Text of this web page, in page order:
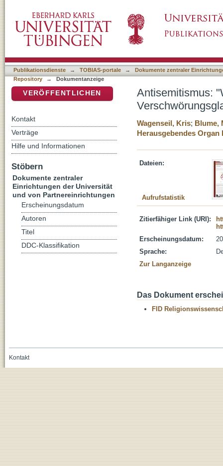
Publikationsdienste → TOBIAS-portale →
Dokumente zentraler
Repository
→ Dokumentanzeige
Antisemitismus:
Wagenseil, Kris; Blume,
Herausgebendes Organ
Dateien:
Aufrufstatistik
Zitierfähiger Link (URI):
Erscheinungsdatum:
Sprache:
Zur Langanzeige
Das Dokument
FID
VERÖFFENTLICHEN
Kontakt
Verträge
Hilfe und Informationen
Stöbern
Dokumente zentraler
Einrichtungen der Universität
und von Partnereinrichtungen
Erscheinungsdatum
Autoren
Titel
DDC-Klassifikation
Kontakt